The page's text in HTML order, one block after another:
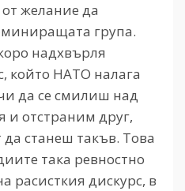
желание да
група.
надхвърля
който НАТО налага
да се смилиш над
и отстраним друг,
станеш такъв. Това
така ревностно
расисткия дискурс, в